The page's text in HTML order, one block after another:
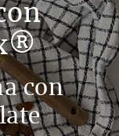
con